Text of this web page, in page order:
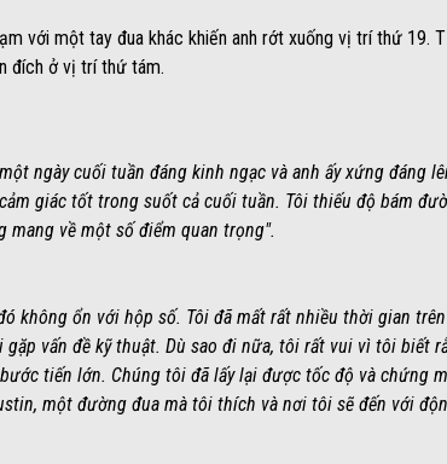
với một tay đua khác khiến anh rớt xuống vị trí thứ 19.
đích ở vị trí thứ tám.
ngày cuối tuần đáng kinh ngạc và anh ấy xứng đáng
giác tốt trong suốt cả cuối tuần. Tôi thiếu độ bám
về một số điểm quan trọng".
không ổn với hộp số. Tôi đã mất rất nhiều thời gian
vấn đề kỹ thuật. Dù sao đi nữa, tôi rất vui vì tôi biết
tiến lớn. Chúng tôi đã lấy lại được tốc độ và chứng
một đường đua mà tôi thích và nơi tôi sẽ đến với